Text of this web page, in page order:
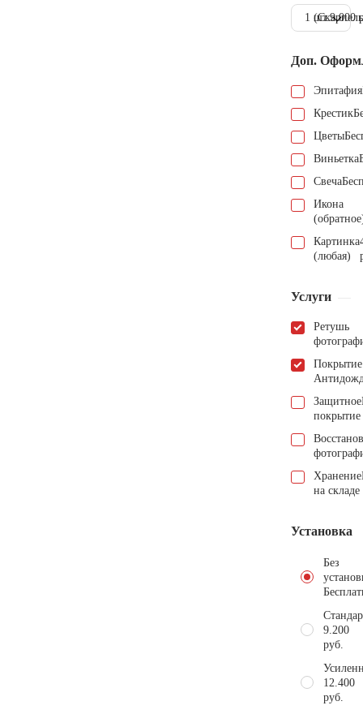
1 шт.9.000
Доп.
Эпитафия
Крестик
Цветы
Виньетка
Свеча
Икона
Картинка
(любая)
Услуги
Ретушь
Покрытие
Защитное
покрытие
Хранение
на складе
Установка
Без
9.200
руб.
12.400
руб.